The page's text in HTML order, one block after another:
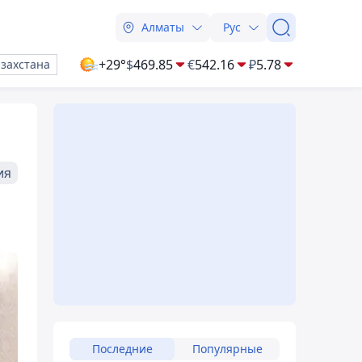
Алматы Рус
+29°$469.85 €542.16 ₽5.78
Последние Популярные